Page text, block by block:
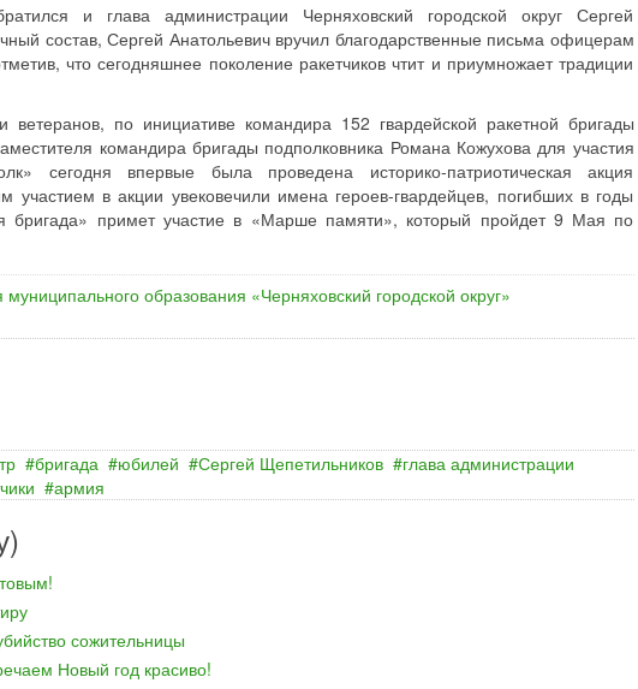
и глава администрации Черняховский городской округ Сергей
состав, Сергей Анатольевич вручил благодарственные письма офицерам
что сегодняшнее поколение ракетчиков чтит и приумножает традиции
по инициативе командира 152 гвардейской ракетной бригады
командира бригады подполковника Романа Кожухова для участия
сегодня впервые была проведена историко-патриотическая акция
в акции увековечили имена героев-гвардейцев, погибших в годы
бригада» примет участие в «Марше памяти», который пройдет 9 Мая по
образования «Черняховский городской округ»
бригада юбилей Сергей Щепетильников
глава администрации
армия
сожительницы
Новый год красиво!